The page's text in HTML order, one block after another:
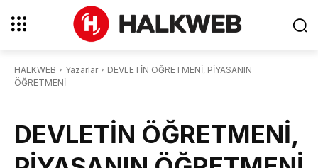
HALKWEB Yazarlar
DEVLETİN ÖĞRETMENİ, PİYASANIN
ÖĞRETMENİ
DEVLETİN ÖĞRETMENİ,